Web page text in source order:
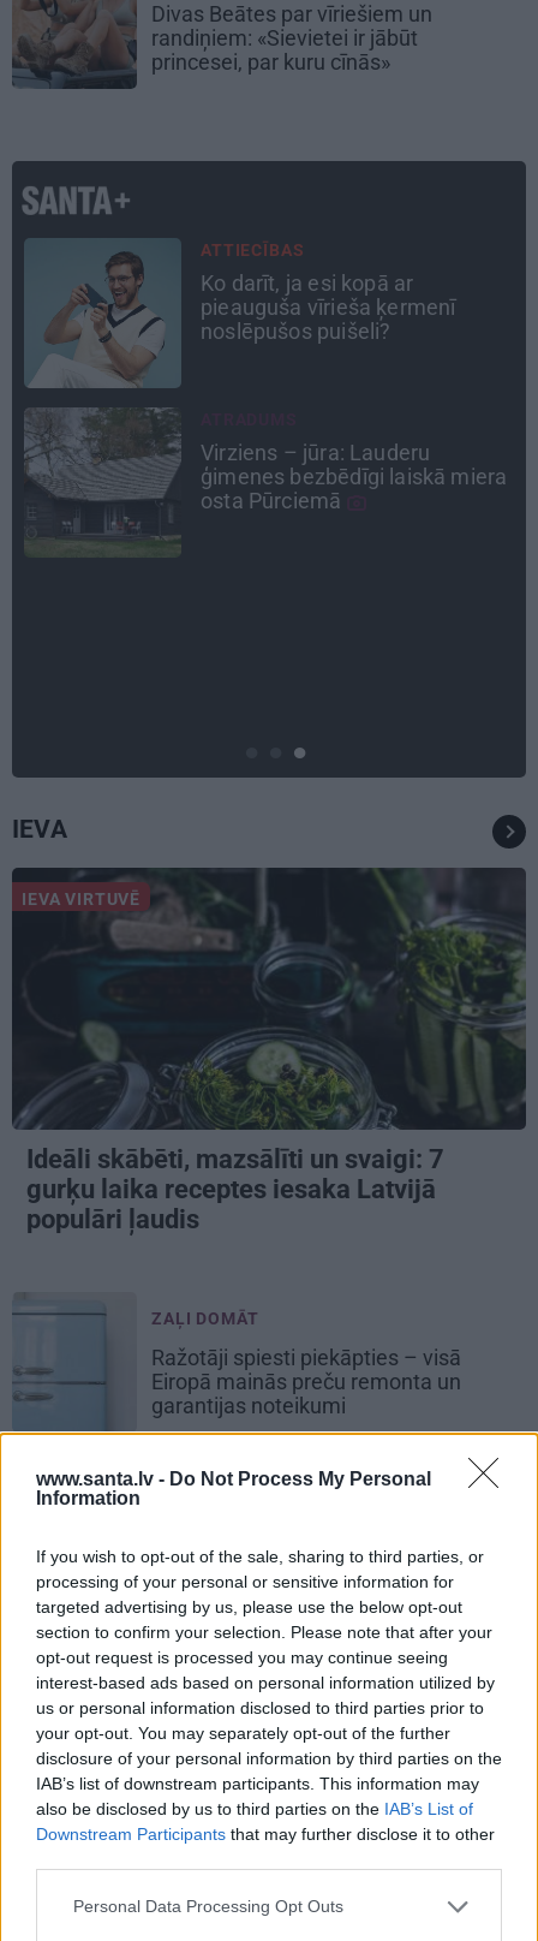
www.santa.lv - Do Not Process My Personal
Information
If you wish to opt-out of the sale, sharing to third parties, or
processing of your personal or sensitive information for
targeted advertising by us, please use the below opt-out
section to confirm your selection. Please note that after your
opt-out request is processed you may continue seeing
interest-based ads based on personal information utilized by
us or personal information disclosed to third parties prior to
your opt-out. You may separately opt-out of the further
disclosure of your personal information by third parties on the
IAB’s list of downstream participants. This information may
also be disclosed by us to third parties on the IAB’s List of
Downstream Participants that may further disclose it to other
Personal Data Processing Opt Outs
Divas Beātes par vīriešiem un
randiņiem: «Sievietei ir jābūt
princesei, par kuru cīnās»
CEĻOJUMA PLĀNS
Draudzeņu ceļojums bez
drāmām: noderīgi padomi
plānošanai un 16 galamērķu
«Nevajag kalnos tēlot varoņus!
Tie ātri noliks pie vietas.»
Alpīnists Atis Plakans, kurš
IEVA
IEVA VIRTUVĒ
Ideāli skābēti, mazsālīti un svaigi: 7
gurķu laika receptes iesaka Latvijā
populāri ļaudis
ZAĻI DOMĀT
Ražotāji spiesti piekāpties – visā
Eiropā mainās preču remonta un
garantijas noteikumi
LATVIJAS PĒRLES
Lielā klostera tēvu ikdienā
PERSONĪBAS
«Mana eksistences forma kopš
bērnības – cīņa.» Lauris Dzelzītis par
panikas lēkmēm, vientulību un
atgriešanos teātrī
PRIVĀTĀ DZĪVE
ZIŅAS